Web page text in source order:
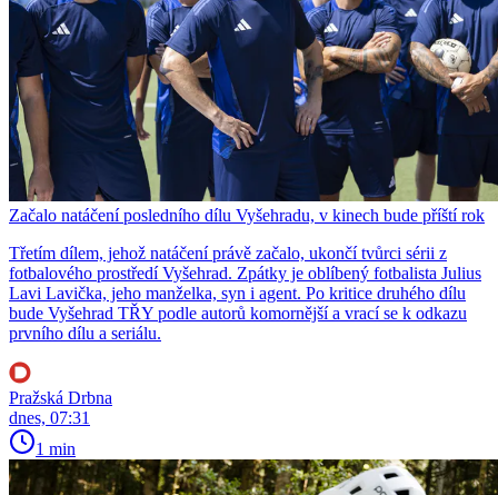
Začalo natáčení posledního dílu Vyšehradu, v kinech bude příští rok
Třetím dílem, jehož natáčení právě začalo, ukončí tvůrci sérii z
fotbalového prostředí Vyšehrad. Zpátky je oblíbený fotbalista Julius
Lavi Lavička, jeho manželka, syn i agent. Po kritice druhého dílu
bude Vyšehrad TŘY podle autorů komornější a vrací se k odkazu
prvního dílu a seriálu.
Pražská Drbna
dnes, 07:31
1 min